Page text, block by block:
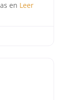
en Leer